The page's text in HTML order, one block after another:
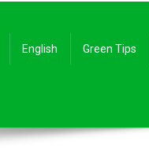
English Green Tips